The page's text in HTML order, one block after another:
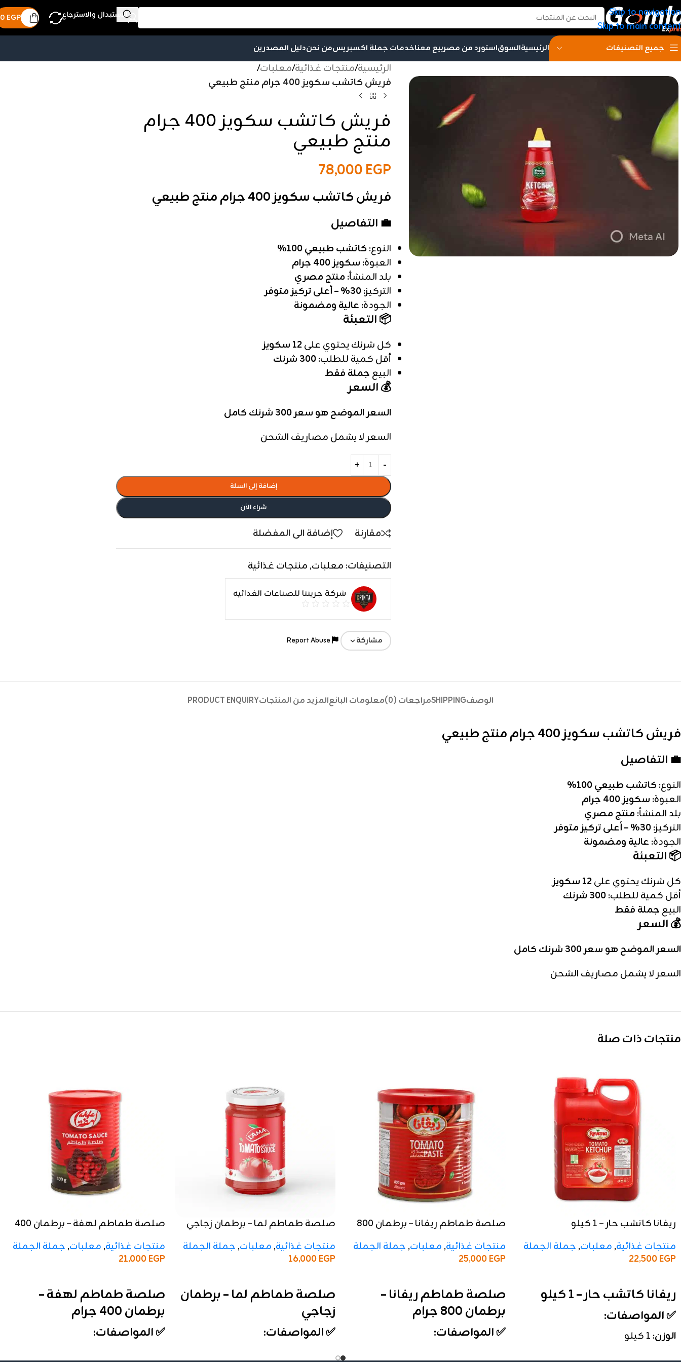
Skip to navigation
Skip to main content
الاستبدال والاسترجاع 0 EGP
جميع التصنيفات الرئيسيةالسوقاستورد من مصربيع معناخدمات جملة اكسبريسمن نحندليل المصدرين
الرئيسية/منتجات غذائية/معلبات/
فريش كاتشب سكويز 400 جرام منتج طبيعي
فريش كاتشب سكويز 400 جرام
منتج طبيعي
78,000EGP
فريش كاتشب سكويز 400 جرام منتج طبيعي
💼 التفاصيل
النوع:كاتشب طبيعي 100%
العبوة: سكويز 400 جرام
بلد المنشأ: منتج مصري
التركيز:30% – أعلى تركيز متوفر
الجودة: عالية ومضمونة
📦 التعبئة
كل شرنك يحتوي على12 سكويز
أقل كمية للطلب:300 شرنك
البيع جملة فقط
💰 السعر
السعر الموضح هو سعر 300 شرنك كامل
السعر لا يشمل مصاريف الشحن
إضافة إلى السلة
شراء الأن
مقارنة إضافة الى المفضلة
التصنيفات: معلبات, منتجات غذائية
شركة جرينتا للصناعات الغذائيه
مشاركة
الوصفSHIPPINGمراجعات (0) معلومات البائعالمزيد من المنتجاتPRODUCT ENQUIRY
فريش كاتشب سكويز 400 جرام منتج طبيعي
💼 التفاصيل
النوع:كاتشب طبيعي 100%
العبوة: سكويز 400 جرام
بلد المنشأ: منتج مصري
التركيز:30% – أعلى تركيز متوفر
الجودة: عالية ومضمونة
📦 التعبئة
كل شرنك يحتوي على12 سكويز
أقل كمية للطلب:300 شرنك
البيع جملة فقط
💰 السعر
السعر الموضح هو سعر 300 شرنك كامل
السعر لا يشمل مصاريف الشحن
منتجات ذات صلة
ريفانا كاتشب حار – 1 كيلو
منتجات غذائية, معلبات, جملة الجملة
22,500EGP
ريفانا كاتشب حار – 1 كيلو
✅ المواصفات:
الوزن:
الأنواع:
صلصة طماطم ريفانا – برطمان 800
منتجات غذائية, معلبات, جملة الجملة
25,000EGP
صلصة طماطم ريفانا –
برطمان 800 جرام
✅ المواصفات:
صلصة طماطم لما – برطمان زجاجي
منتجات غذائية, معلبات, جملة الجملة
16,000EGP
صلصة طماطم لما – برطمان
زجاجي
✅ المواصفات:
صلصة طماطم لهفة – برطمان 400
منتجات غذائية, معلبات, جملة الجملة
21,000EGP
صلصة طماطم لهفة –
برطمان 400 جرام
✅ المواصفات: